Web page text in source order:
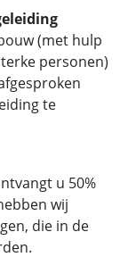
(met hulp
personen)
te
u 50%
wij
die in de